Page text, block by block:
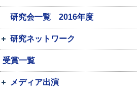
研究会一覧 2016年度
研究ネットワーク
受賞一覧
メディア出演